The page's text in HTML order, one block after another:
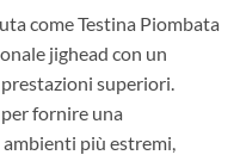
come Testina Piombata
jighead con un
superiori.
fornire una
più estremi,